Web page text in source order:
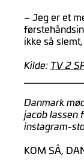
– Jeg er et
ikke så
Kilde: TV 2
Danmark
jacob lassen
instagram-
KOM SÅ,